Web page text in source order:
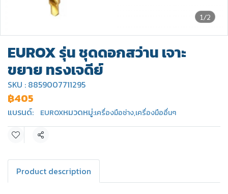
1/2
EUROX รุ่น ชุดดอกสว่าน เจาะ
ขยาย ทรงเจดีย์
SKU : 8859007711295
฿405
แบรนด์: EUROXหมวดหมู่:เครื่องมือช่าง,เครื่องมืออื่นๆ
แชร์
Product description